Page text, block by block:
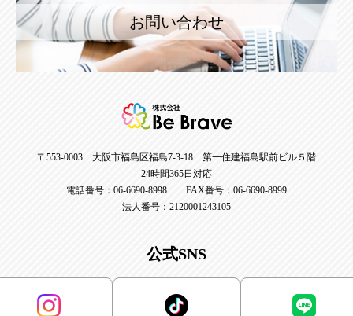
お問い合わせ
〒553-0003 大阪市福島区福島7-3-18 第一住建福島駅前ビル５階
24時間365日対応
電話番号：06-6690-8998 FAX番号：06-6690-8999
法人番号：2120001243105
公式SNS